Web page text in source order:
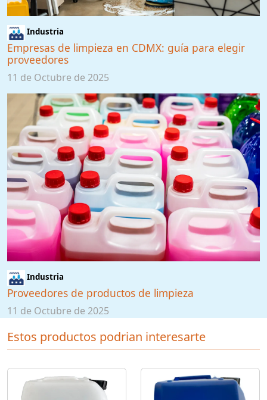
Industria
Empresas de limpieza en CDMX: guía para elegir
proveedores
11 de Octubre de 2025
Industria
Proveedores de productos de limpieza
11 de Octubre de 2025
Estos productos podrian interesarte